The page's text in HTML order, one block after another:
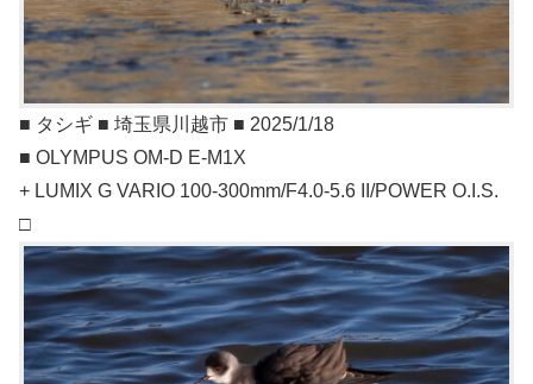
■ タシギ ■ 埼玉県川越市 ■ 2025/1/18
■ OLYMPUS OM-D E-M1X
+ LUMIX G VARIO 100-300mm/F4.0-5.6 II/POWER O.I.S.
□